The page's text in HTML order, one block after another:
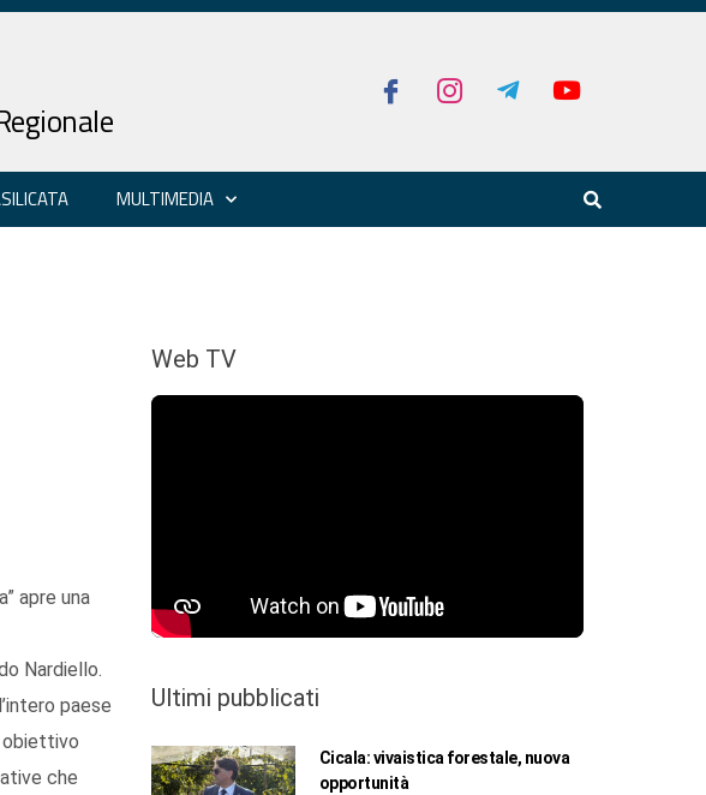
MULTIMEDIA
apre una
Nardiello.
paese
obiettivo
che
Web TV
Ultimi pubblicati
Cicala: vivaistica forestale, nuova
opportunità